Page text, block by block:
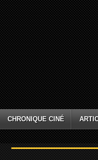
CHRONIQUE CINÉ